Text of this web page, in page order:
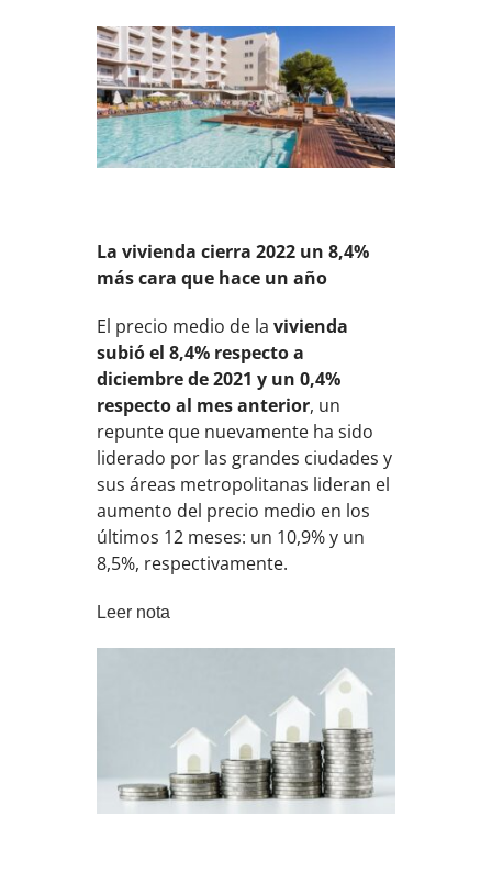
La vivienda cierra 2022 un 8,4%
más cara que hace un año
El precio medio de lavivienda
subió el 8,4% respecto a
diciembre de 2021 y un 0,4%
respecto al mes anterior, un
repunte que nuevamente ha sido
liderado por las grandes ciudades y
sus áreas metropolitanas lideran el
aumento del precio medio en los
últimos 12 meses: un 10,9% y un
8,5%, respectivamente.
Leer nota